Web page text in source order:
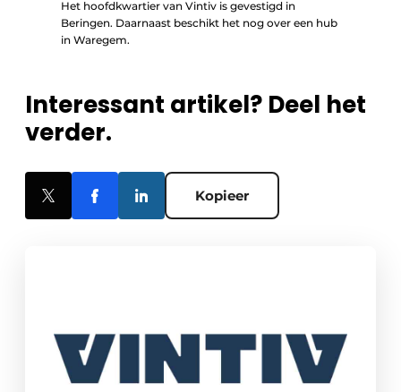
Het hoofdkwartier van Vintiv is gevestigd in
Beringen. Daarnaast beschikt het nog over een hub
in Waregem.
Interessant artikel? Deel het
verder.
Kopieer